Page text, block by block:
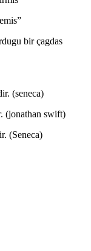
bir çagdas
(seneca)
(jonathan swift)
(Seneca)